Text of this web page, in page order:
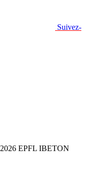
Suivez-
EPFL IBETON